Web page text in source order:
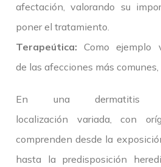
afectación, valorando su
poner el tratamiento.
Terapeútica:Como ejemplo
de las afecciones más
En una dermatitis
localización variada, con
comprenden desde la
hasta la predisposición